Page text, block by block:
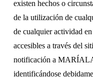
existen hechos o
de la utilización de
de cualquier actividad
accesibles a través del
notificación a
identificándose